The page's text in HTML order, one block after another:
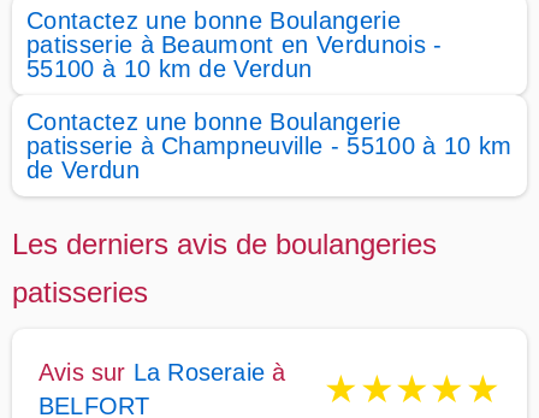
Contactez une bonne Boulangerie
patisserie à Beaumont en Verdunois -
55100 à 10 km de Verdun
Contactez une bonne Boulangerie
patisserie à Champneuville - 55100 à 10 km
de Verdun
Les derniers avis de boulangeries
patisseries
Avis sur La Roseraie à
BELFORT
★★★★★